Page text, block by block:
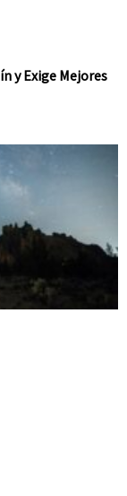
y Exige Mejores